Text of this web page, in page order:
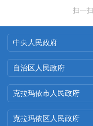
扫一
中央人民政府
自治区人民政府
克拉玛依市人民政府
克拉玛依区人民政府